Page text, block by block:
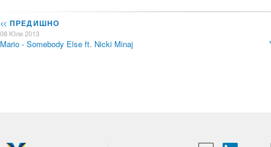
<< ПРЕДИШНО
08 Юли 2013
Mario - Somebody Else ft. Nicki Minaj